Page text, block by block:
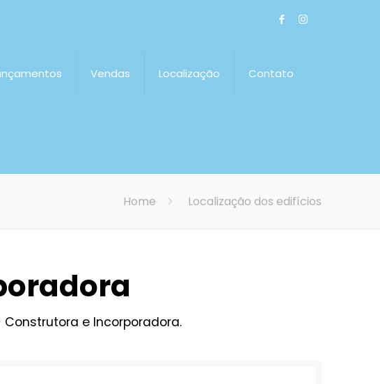
Vendas Localização Contato
Home Localização dos edifícios
e Incorporadora.